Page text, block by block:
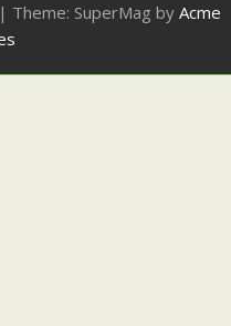
| Theme: SuperMag by Acme